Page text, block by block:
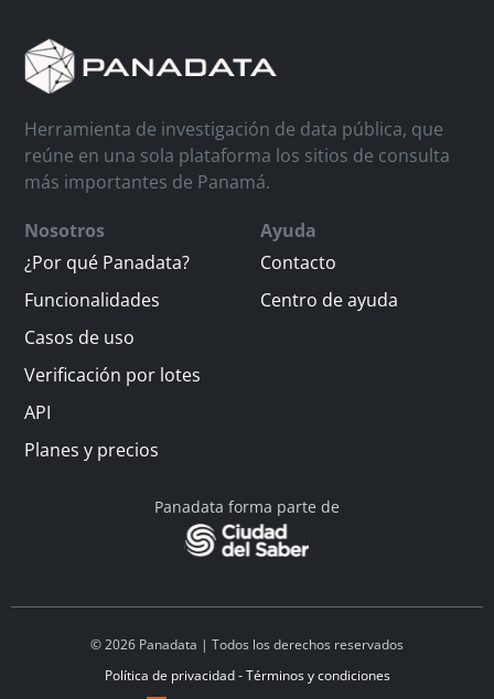
Herramienta de investigación de data pública, que
reúne en una sola plataforma los sitios de consulta
más importantes de Panamá.
Nosotros
¿Por qué Panadata?
Funcionalidades
Casos de uso
Verificación por lotes
API
Planes y precios
Ayuda
Contacto
Centro de ayuda
Panadata forma parte de
© 2026 Panadata | Todos los derechos reservados
Política de privacidad - Términos y condiciones